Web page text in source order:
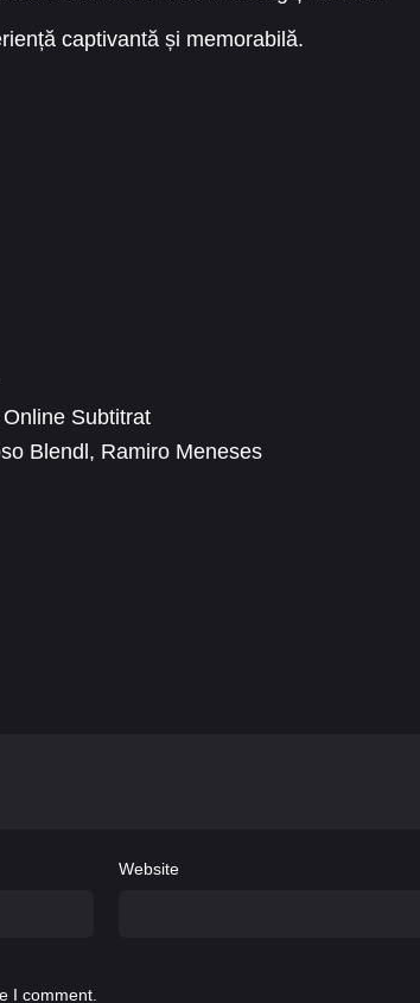
captivantă și memorabilă.
Subtitrat
Blendl, Ramiro Meneses
Website
I comment.